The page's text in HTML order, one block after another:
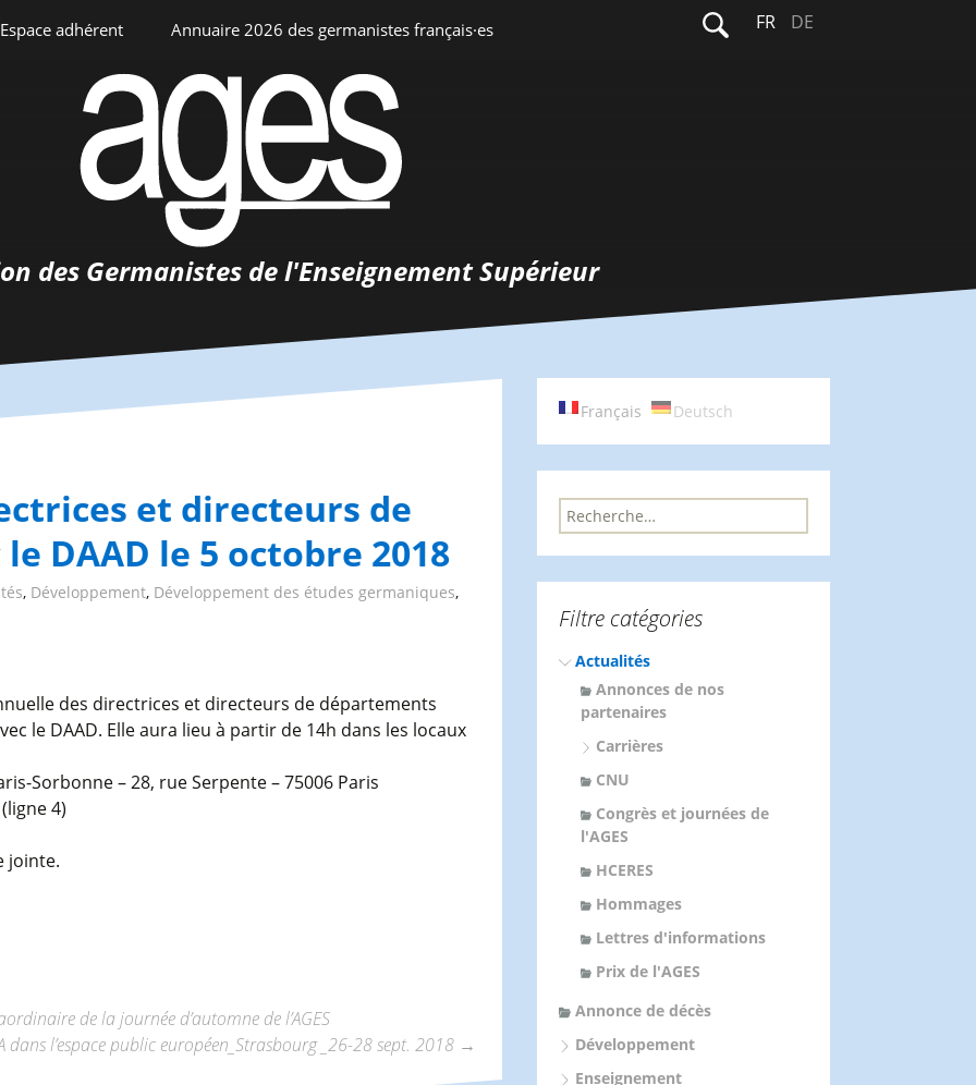
Espace adhérent
Espace personnel
Annuaire 2026 des germanistes français·es
Annuaire interne
Rechercher :
FR DE
des Germanistes de l'Enseignement Supérieur
et directeurs de
DAAD le 5 octobre 2018
, Développement, Développement des études germaniques,
des directrices et directeurs de départements
le DAAD. Elle aura lieu à partir de 14h dans les locaux
Sorbonne – 28, rue Serpente – 75006 Paris
4)
jointe.
de la journée d’automne de l’AGES
l’espace public européen_Strasbourg _26-28 sept. 2018 →
Français Deutsch
R
e
r
h
Filtre catégories
Actualités
Annonces de nos
partenaires
Carrières
CNU
Congrès et journées de
l'AGES
HCERES
Hommages
Lettres d'informations
Prix de l'AGES
Annonce de décès
Développement
Enseignement